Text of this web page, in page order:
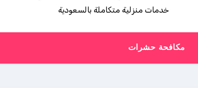
خدمات منزلية متكاملة بالسعودية
مكافحة حشرات